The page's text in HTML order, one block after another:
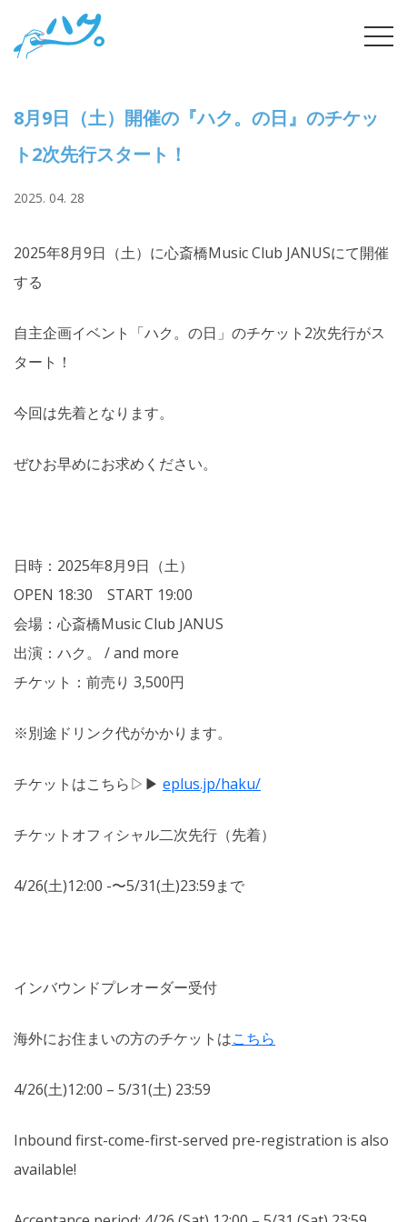
8月9日（土）開催の『ハク。の日』のチケッ
ト2次先行スタート！
2025. 04. 28
2025年8月9日（土）に心斎橋Music Club JANUSにて開催
する
自主企画イベント「ハク。の日」のチケット2次先行がス
タート！
今回は先着となります。
ぜひお早めにお求めください。
日時：2025年8月9日（土）
OPEN 18:30 START 19:00
会場：心斎橋Music Club JANUS
出演：ハク。 / and more
チケット：前売り 3,500円
※別途ドリンク代がかかります。
チケットはこちら▷▶ eplus.jp/haku/
チケットオフィシャル二次先行（先着）
4/26(土)12:00 -〜5/31(土)23:59まで
インバウンドプレオーダー受付
海外にお住まいの方のチケットはこちら
4/26(土)12:00 – 5/31(土) 23:59
Inbound first-come-first-served pre-registration is also
available!